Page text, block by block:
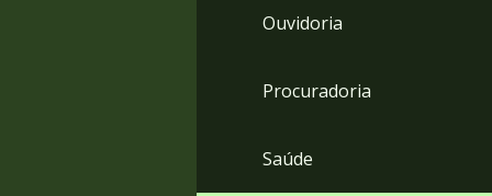
Ouvidoria
Procuradoria
Saúde